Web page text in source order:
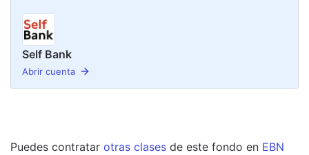
Self Bank
Abrir cuenta
Puedes contratar otras clases de este fondo en EBN